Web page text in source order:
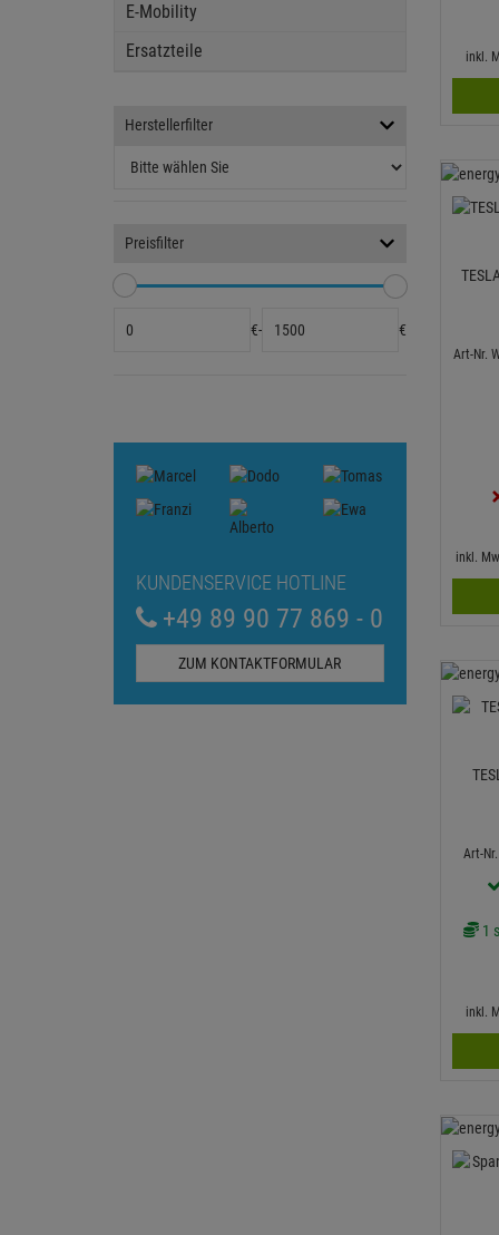
E-Mobility
Ersatzteile
Herstellerfilter
Preisfilter
€- €
KUNDENSERVICE HOTLINE
+49 89 90 77 869 - 0
ZUM KONTAKTFORMULAR
inkl.
Art-Nr.
inkl.
Art-
1
inkl.